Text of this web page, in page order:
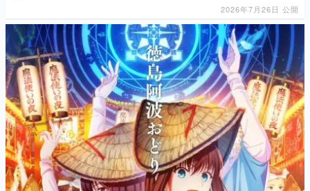
2026年7月26日 公開